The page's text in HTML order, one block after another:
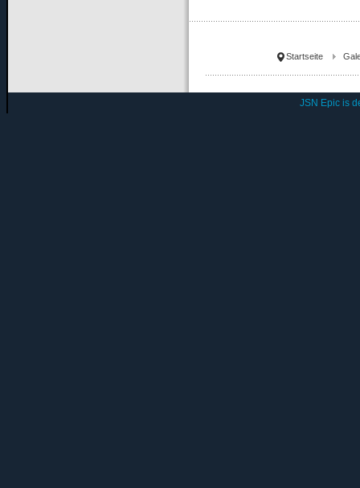
Startseite
JSN Epic is